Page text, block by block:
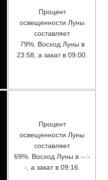
Процент
освещенности Луны
составляет
79%. Восход Луны в
23:58, а закат в 09:00.
Процент
освещенности Луны
составляет
69%. Восход Луны в --:-
-, а закат в 09:16.